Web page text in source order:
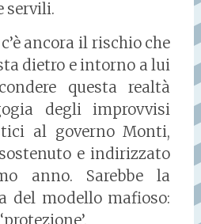
servili.
ancora il rischio che
dietro e intorno a lui
questa realtà
degli improvvisi
al governo Monti,
e indirizzato
anno. Sarebbe la
del modello mafioso: